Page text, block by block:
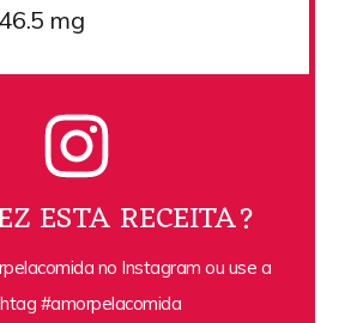
46.5 mg
ESTA RECEITA?
no Instagram ou use a
#amorpelacomida